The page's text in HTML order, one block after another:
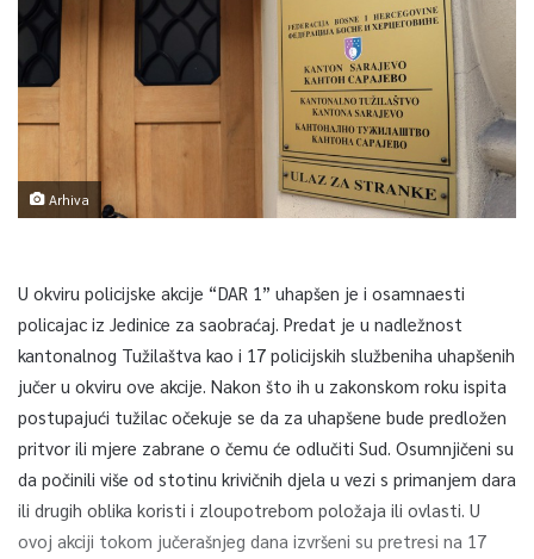
Arhiva
U okviru policijske akcije “DAR 1” uhapšen je i osamnaesti
policajac iz Jedinice za saobraćaj. Predat je u nadležnost
kantonalnog Tužilaštva kao i 17 policijskih službeniha uhapšenih
jučer u okviru ove akcije. Nakon što ih u zakonskom roku ispita
postupajući tužilac očekuje se da za uhapšene bude predložen
pritvor ili mjere zabrane o čemu će odlučiti Sud. Osumnjičeni su
da počinili više od stotinu krivičnih djela u vezi s primanjem dara
ili drugih oblika koristi i zloupotrebom položaja ili ovlasti. U
ovoj akciji tokom jučerašnjeg dana izvršeni su pretresi na 17